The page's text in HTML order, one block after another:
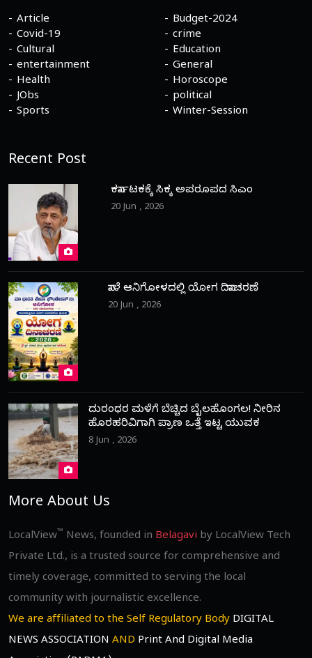
Article
Budget-2024
Covid-19
crime
Cultural
Education
entertainment
General
Health
Horoscope
JObs
political
Sports
Winter-Session
Recent Post
ಕರ್ನಾಟಕಕ್ಕೆ ಸಿಕ್ಕ ಅಪರೂಪದ ಸಿಎಂ
20 Jun , 2026
ನಾಳೆ ಆನಿಗೋಳದಲ್ಲಿ ಯೋಗ ದಿನಾಚರಣೆ
20 Jun , 2026
ದುರಂಧರ ಮಳೆಗೆ ಬೆಚ್ಚಿದ ಬೈಲಹೊಂಗಲ! ನೀರಿನ
ಹೊರಹರಿವಿಗಾಗಿ ಪ್ರಾಣ ಒತ್ತೆ ಇಟ್ಟ ಯುವಕ
8 Jun , 2026
More About Us
LocalView™ News, founded in Belagavi by LocalView Tech
Private Ltd., is a trusted source for comprehensive and
timely coverage, committed to serving the local
community with journalistic excellence.
We are affiliated to the Self Regulatory Body DIGITAL
NEWS ASSOCIATION AND Print And Digital Media